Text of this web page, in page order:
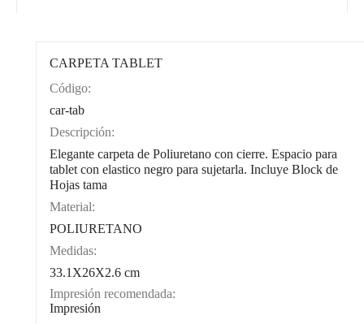
CARPETA TABLET
Código:
car-tab
Descripción:
Elegante carpeta de Poliuretano con cierre. Espacio para
tablet con elastico negro para sujetarla. Incluye Block de
Hojas tama
Material:
POLIURETANO
Medidas:
33.1X26X2.6 cm
Impresión recomendada:
Impresión